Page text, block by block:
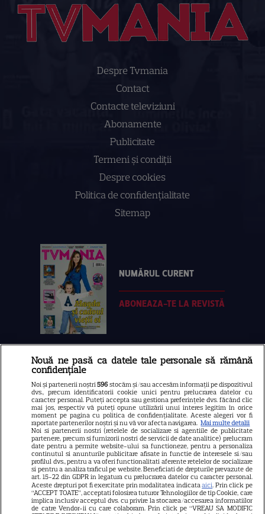
Despre Tvmania
Contact
Contacte televiziuni
Abonamente
Publicitate
Termeni și condiții
Despre cookies
Politica de confidenţialitate
Sitemap
NUMĂRUL CURENT
ABONEAZA-TE LA REVISTĂ
Libertatea
Libertatea pentru femei
GSP
Știri mondene
Avantaje
Elle
Unica
Retete practice
Nouă ne pasă ca datele tale personale să rămână
confidențiale
Noi și partenerii noștri596 stocăm și/sau accesăm informații pe dispozitivul
dvs., precum identificatorii cookie unici pentru prelucrarea datelor cu
caracter personal. Puteți accepta sau gestiona preferințele dvs. făcând clic
mai jos, respectiv vă puteți opune utilizării unui interes legitim în orice
moment pe pagina cu politica de confidențialitate. Aceste alegeri vor fi
raportate partenerilor noștri și nu vă vor afecta navigarea. Mai multe detalii
Noi si partenerii nostri (retelele de socializare si agentiile de publicitate
partenere, precum si furnizorii nostri de servicii de date analitice) prelucram
date pentru a permite website-ului sa functioneze, pentru a personaliza
continutul si anunturile publicitare afisate in functie de interesele si/sau
profilul dvs., pentru a va oferi functionalitati aferente retelelor de socializare
si pentru a analiza traficul pe website. Beneficiati de drepturile prevazute de
art. 15-22 din GDPR in legatura cu prelucrarea datelor cu caracter personal.
Aceste drepturi pot fi exercitate prin modalitatea indicataaici. Prin click pe
“ACCEPT TOATE”, acceptati folosirea tuturor Tehnologiilor de tip Cookie, care
implica inclusiv acceptul dvs. cu privire la stocarea/accesarea informatiilor
de catre Vendor-ii cu care colaboram. Prin click pe “VREAU SA MODIFIC